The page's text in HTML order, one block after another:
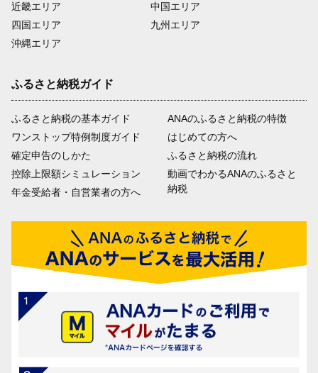
近畿エリア
四国エリア
沖縄エリア
中国エリア
九州エリア
ふるさと納税ガイド
ふるさと納税の基本ガイド
ワンストップ特例制度ガイド
確定申告のしかた
控除上限額シミュレーション
年金受給者・自営業者の方へ
ANAのふるさと納税の特徴
はじめての方へ
ふるさと納税の流れ
動画でわかるANAのふるさと
納税